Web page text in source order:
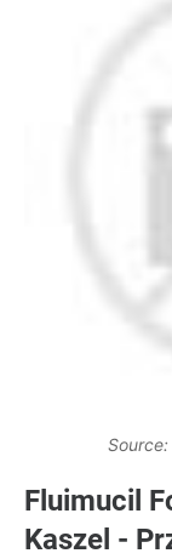
Source:
Fluimucil
Kaszel -